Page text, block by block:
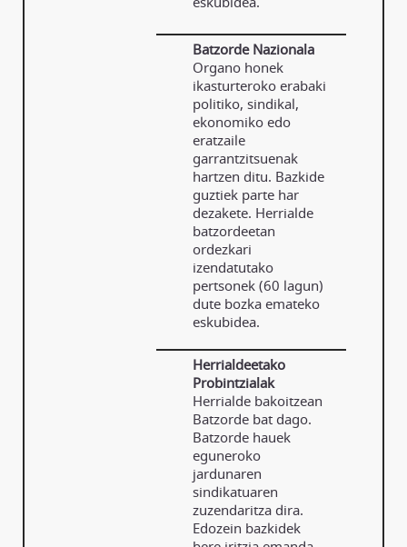
Batzorde Nazionala
Organo honek
ikasturteroko erabaki
politiko, sindikal,
ekonomiko edo
eratzaile
garrantzitsuenak
hartzen ditu. Bazkide
guztiek parte har
dezakete. Herrialde
batzordeetan
ordezkari
izendatutako
pertsonek (60 lagun)
dute bozka emateko
eskubidea.
Herrialdeetako
Probintzialak
Herrialde bakoitzean
Batzorde bat dago.
Batzorde hauek
eguneroko
jardunaren
sindikatuaren
zuzendaritza dira.
Edozein bazkidek